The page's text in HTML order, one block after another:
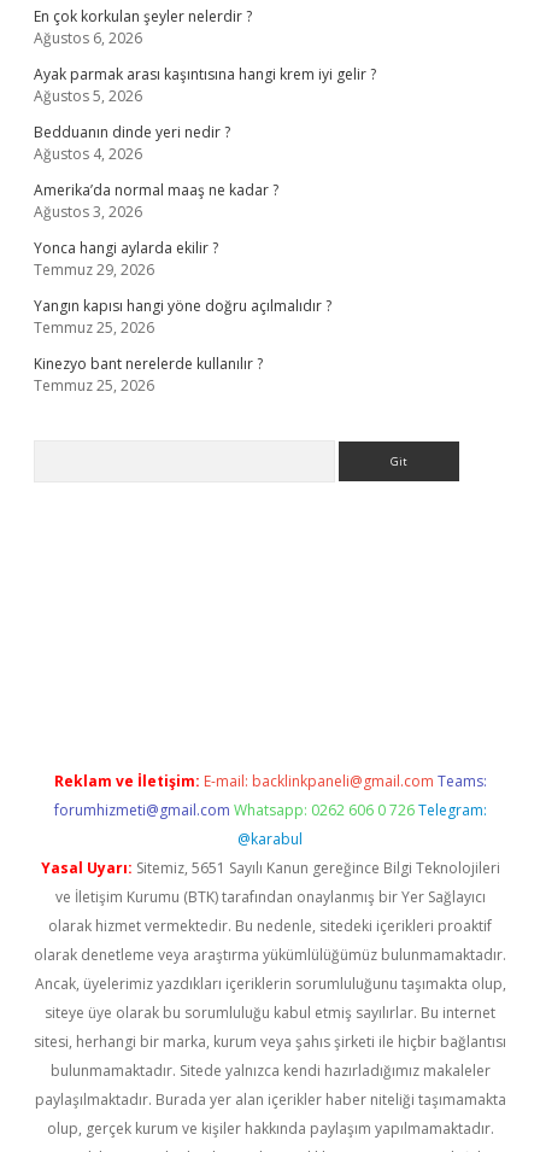
En çok korkulan şeyler nelerdir ?
Ağustos 6, 2026
Ayak parmak arası kaşıntısına hangi krem iyi gelir ?
Ağustos 5, 2026
Bedduanın dinde yeri nedir ?
Ağustos 4, 2026
Amerika’da normal maaş ne kadar ?
Ağustos 3, 2026
Yonca hangi aylarda ekilir ?
Temmuz 29, 2026
Yangın kapısı hangi yöne doğru açılmalıdır ?
Temmuz 25, 2026
Kinezyo bant nerelerde kullanılır ?
Temmuz 25, 2026
Reklam ve İletişim: E-mail: backlinkpaneli@gmail.com Teams:
forumhizmeti@gmail.com Whatsapp: 0262 606 0 726 Telegram:
@karabul
Yasal Uyarı: Sitemiz, 5651 Sayılı Kanun gereğince Bilgi Teknolojileri
ve İletişim Kurumu (BTK) tarafından onaylanmış bir Yer Sağlayıcı
olarak hizmet vermektedir. Bu nedenle, sitedeki içerikleri proaktif
olarak denetleme veya araştırma yükümlülüğümüz bulunmamaktadır.
Ancak, üyelerimiz yazdıkları içeriklerin sorumluluğunu taşımakta olup,
siteye üye olarak bu sorumluluğu kabul etmiş sayılırlar. Bu internet
sitesi, herhangi bir marka, kurum veya şahıs şirketi ile hiçbir bağlantısı
bulunmamaktadır. Sitede yalnızca kendi hazırladığımız makaleler
paylaşılmaktadır. Burada yer alan içerikler haber niteliği taşımamakta
olup, gerçek kurum ve kişiler hakkında paylaşım yapılmamaktadır.